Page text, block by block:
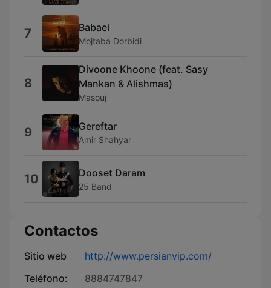
7 Babaei
Mojtaba Dorbidi
8
Divoone Khoone (feat. Sasy
Mankan & Alishmas)
Masouj
9 Gereftar
Amir Shahyar
10 Dooset Daram
25 Band
Contactos
Sitio web
http://www.persianvip.com/
Teléfono:
8884747847